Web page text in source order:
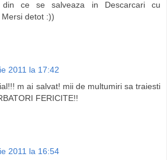
din ce se salveaza in Descarcari cu
detot :))
2011 la 17:42
m ai salvat! mii de multumiri sa traiesti
FERICITE!!
2011 la 16:54